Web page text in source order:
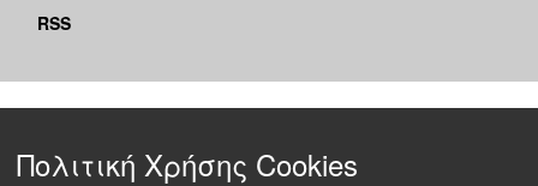
RSS
Πολιτική Χρήσης Cookies